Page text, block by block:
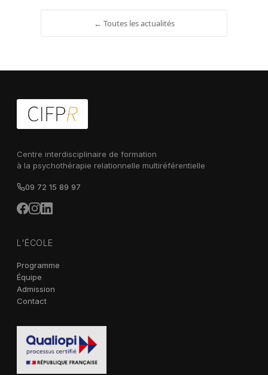
← Toutes les actualités
Centre interdisciplinaire de formation
à la psychothérapie relationnelle multiréférentielle
09 72 15 89 97
L'ÉCOLE
Programme
Équipe
Admission
Contact